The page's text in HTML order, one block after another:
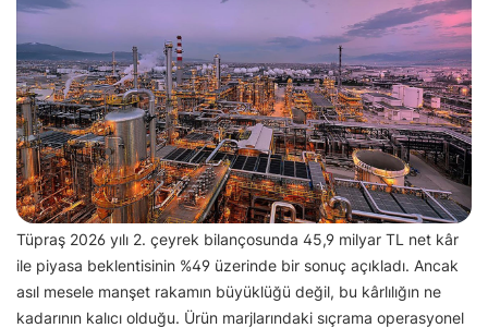
Tüpraş 2026 yılı 2. çeyrek bilançosunda 45,9 milyar TL net kâr
ile piyasa beklentisinin %49 üzerinde bir sonuç açıkladı. Ancak
asıl mesele manşet rakamın büyüklüğü değil, bu kârlılığın ne
kadarının kalıcı olduğu. Ürün marjlarındaki sıçrama operasyonel